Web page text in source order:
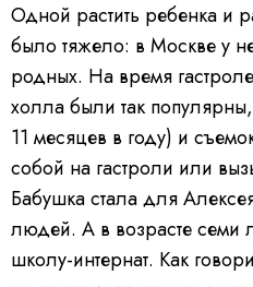
Одной растить ребенка и
было тяжело: в Москве у
родных. На время
холла были так
11 месяцев в году) и
собой на гастроли или
Бабушка стала для
людей. А в возрасте семи
школу-интернат. Как